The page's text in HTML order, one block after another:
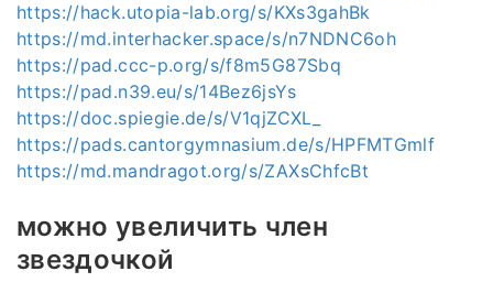
https://hack.utopia-lab.org/s/KXs3gahBk
https://md.interhacker.space/s/n7NDNC6oh
https://pad.ccc-p.org/s/f8m5G87Sbq
https://pad.n39.eu/s/14Bez6jsYs
https://doc.spiegie.de/s/V1qjZCXL_
https://pads.cantorgymnasium.de/s/HPFMTGmlf
https://md.mandragot.org/s/ZAXsChfcBt
можно увеличить член
звездочкой